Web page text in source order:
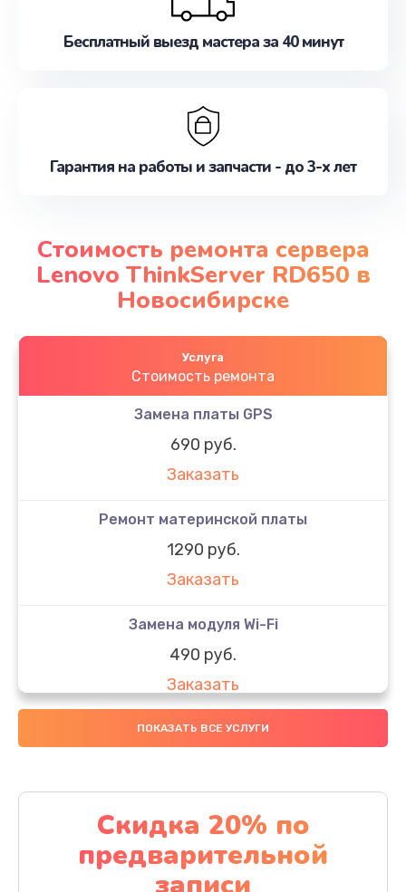
Бесплатный выезд мастера за 40 минут
Гарантия на работы и запчасти - до 3-х лет
Стоимость ремонта сервера
Lenovo ThinkServer RD650 в
Новосибирске
Услуга
Стоимость ремонта
Замена платы GPS
690 руб.
Заказать
Ремонт материнской платы
1290 руб.
Заказать
Замена модуля Wi-Fi
490 руб.
Заказать
Замена микрофона
Заказать
Замена аккумулятора
1130 руб.
ПОКАЗАТЬ ВСЕ УСЛУГИ
Скидка 20% по
предварительной